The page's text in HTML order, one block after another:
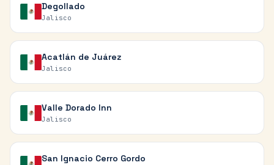
Degollado
Jalisco
Acatlán de Juárez
Jalisco
Valle Dorado Inn
Jalisco
San Ignacio Cerro Gordo